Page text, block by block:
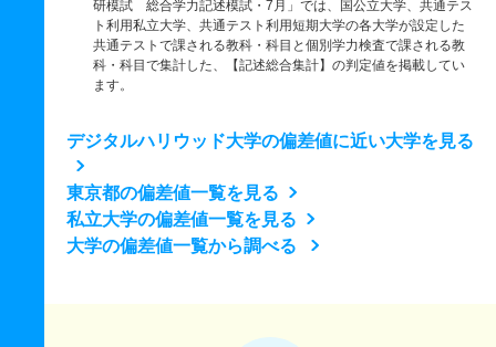
研模試 総合学力記述模試・7月」では、国公立大学、共通テス
ト利用私立大学、共通テスト利用短期大学の各大学が設定した
共通テストで課される教科・科目と個別学力検査で課される教
科・科目で集計した、【記述総合集計】の判定値を掲載してい
ます。
デジタルハリウッド大学の偏差値に近い大学を見る
東京都の偏差値一覧を見る
私立大学の偏差値一覧を見る
大学の偏差値一覧から調べる